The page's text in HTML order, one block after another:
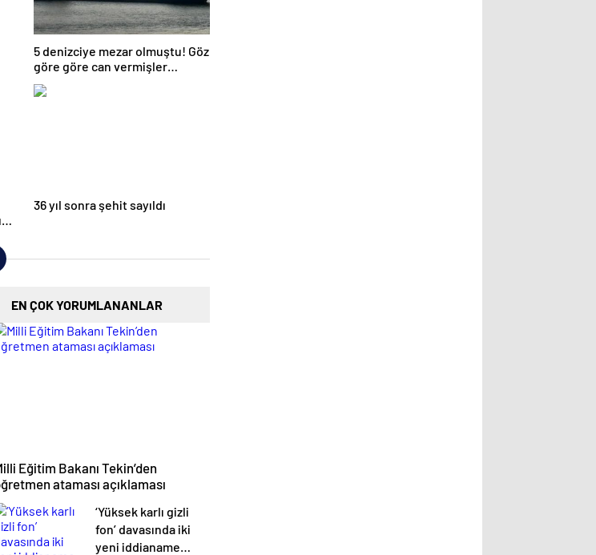
5 denizciye mezar olmuştu! Göz
göre göre can vermişler…
36 yıl sonra şehit sayıldı
EN ÇOK YORUMLANANLAR
Eğitim Bakanı Tekin’den
ataması açıklaması
‘Yüksek karlı gizli
fon’ davasında iki
yeni iddianame